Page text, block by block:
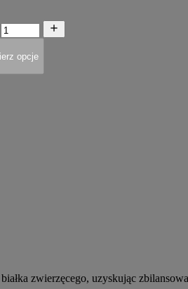
zwierzęcego, uzyskując
opcje